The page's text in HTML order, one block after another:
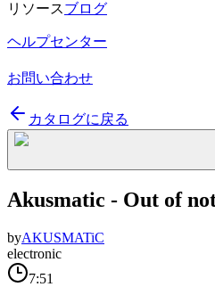
リソースブログ
ヘルプセンター
お問い合わせ
カタログに戻る
Akusmatic - Out of
byAKUSMATiC
electronic
7:51